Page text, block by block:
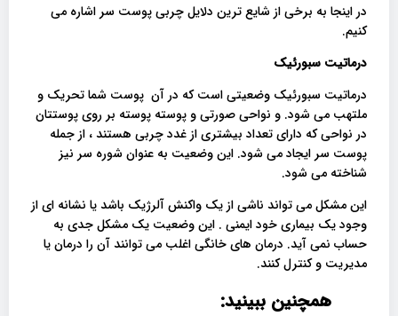
در اینجا به برخی از شایع ترین دلایل چربی پوست سر اشاره می
کنیم.
درماتیت سبورئیک
درماتیت سبورئیک وضعیتی است که در آن پوست شما تحریک و
ملتهب می شود. و نواحی صورتی و پوسته پوسته بر روی پوستتان
در نواحی که دارای تعداد بیشتری از غدد چربی هستند ، از جمله
پوست سر ایجاد می شود. این وضعیت به عنوان شوره سر نیز
شناخته می شود.
این مشکل می تواند ناشی از یک واکنش آلرژیک باشد یا نشانه ای از
وجود یک بیماری خود ایمنی . این وضعیت یک مشکل جدی به
حساب نمی آید. درمان های خانگی اغلب می توانند آن را درمان یا
مدیریت و کنترل کنند.
همچنین ببینید: